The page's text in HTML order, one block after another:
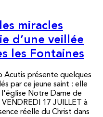
miracles
d’une veillée
les Fontaines
Acutis présente quelques
par ce jeune saint : elle
Notre Dame de
17 JUILLET à
réelle du Christ dans